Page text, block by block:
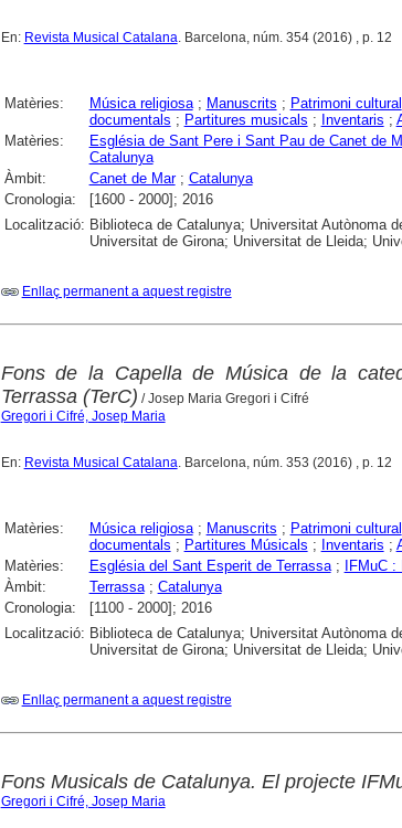
En: Revista Musical Catalana . Barcelona, núm. 354 (2016) , p. 12
Matèries: Música religiosa; Manuscrits ; Patrimoni cultural
documentals ; Partitures musicals ; Inventaris ;
Matèries:
Església de Sant Pere i Sant Pau de Canet de
Catalunya
Àmbit:
Canet de Mar; Catalunya
Cronologia:
[1600 - 2000]; 2016
Localització: Biblioteca de Catalunya; Universitat Autònoma
Universitat de Girona; Universitat de Lleida;
Enllaç permanent a aquest registre
Fons de la Capella de Música de la
Terrassa (TerC) / Josep Maria Gregori i Cifré
Gregori i Cifré, Josep Maria
En: Revista Musical Catalana . Barcelona, núm. 353 (2016) , p. 12
Matèries: Música religiosa; Manuscrits ; Patrimoni cultural
documentals ; Partitures Músicals ; Inventaris ;
Matèries:
Església del Sant Esperit de Terrassa; IFMuC :
Àmbit:
Terrassa; Catalunya
Cronologia:
[1100 - 2000]; 2016
Localització: Biblioteca de Catalunya; Universitat Autònoma
Universitat de Girona; Universitat de Lleida;
Enllaç permanent a aquest registre
Fons Musicals de Catalunya. El projecte
Gregori i Cifré, Josep Maria